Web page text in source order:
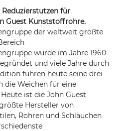
für
Guest Kunststoffrohre.
der weltweit größte
wurde im Jahre 1960
und viele Jahre durch
führen heute seine drei
die Weichen für eine
ist die John Guest
Hersteller von
Rohren und Schläuchen